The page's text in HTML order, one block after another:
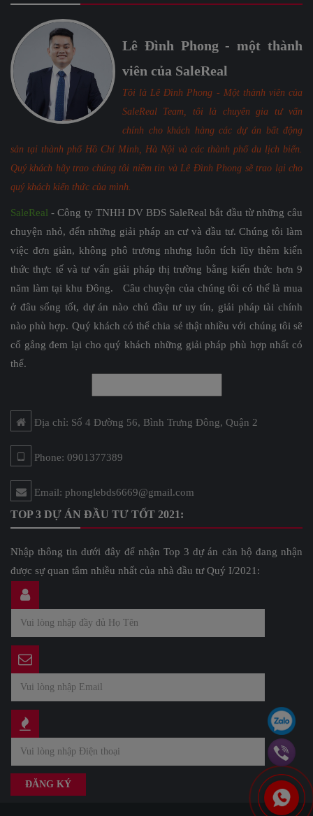
Lê Đình Phong - một thành
viên của SaleReal
Tôi là Lê Đình Phong - Một thành viên của
SaleReal Team, tôi là chuyên gia tư vấn
chính cho khách hàng các dự án bất động
sản tại thành phố Hồ Chí Minh, Hà Nội và các thành phố du lịch biển.
Quý khách hãy trao chúng tôi niềm tin và Lê Đình Phong sẽ trao lại cho
quý khách kiến thức của mình.
SaleReal - Công ty TNHH DV BĐS SaleReal bắt đầu từ những câu
chuyện nhỏ, đến những giải pháp an cư và đầu tư. Chúng tôi làm
việc đơn giản, không phô trương nhưng luôn tích lũy thêm kiến
thức thực tế và tư vấn giải pháp thị trường bằng kiến thức hơn 9
năm làm tại khu Đông. Câu chuyện của chúng tôi có thể là mua
ở đâu sống tốt, dự án nào chủ đầu tư uy tín, giải pháp tài chính
nào phù hợp. Quý khách có thể chia sẻ thật nhiều với chúng tôi sẽ
cố gắng đem lại cho quý khách những giải pháp phù hợp nhất có
thể.
Địa chỉ: Số 4 Đường 56, Bình Trưng Đông, Quận 2
Phone: 0901377389
Email: phonglebds6669@gmail.com
TOP 3 DỰ ÁN ĐẦU TƯ TỐT 2021:
Nhập thông tin dưới đây để nhận Top 3 dự án căn hộ đang nhận
được sự quan tâm nhiều nhất của nhà đầu tư Quý I/2021: